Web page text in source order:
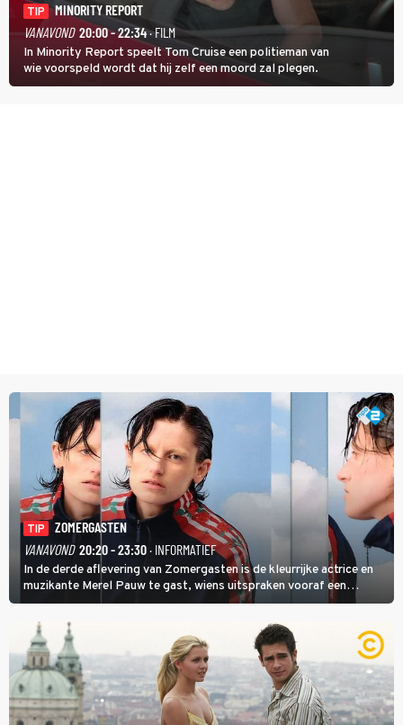
TIP
MINORITY REPORT
VANAVOND 20:00 - 22:34· FILM
In Minority Report speelt Tom Cruise een politieman van
wie voorspeld wordt dat hij zelf een moord zal plegen.
TIP
ZOMERGASTEN
VANAVOND 20:20 - 23:30· INFORMATIEF
In de derde aflevering van Zomergasten is de kleurrijke actrice en
muzikante Merel Pauw te gast, wiens uitspraken vooraf een
boeiende avond beloven: 'Mijn ideale televisieavond is zoals mijn
identiteit: grenzeloos, absurd en vol angsten'.